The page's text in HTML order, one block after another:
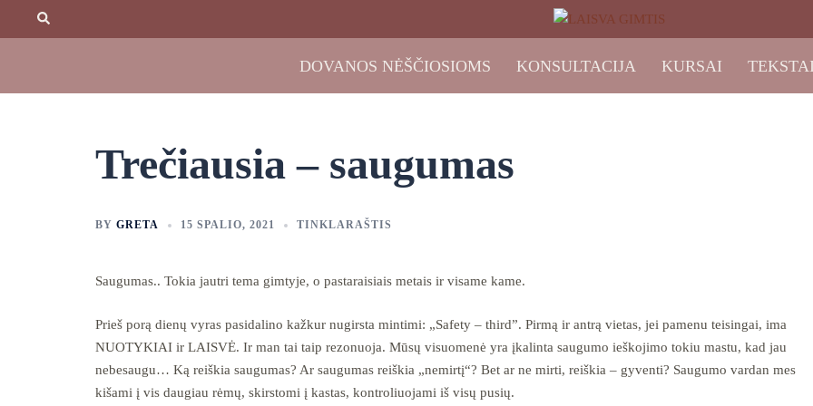
Search
DOVANOS NĖŠČIOSIOMS KONSULTACIJA KURSAI TEKSTAI
Trečiausia – saugumas
BY GRETA 15 SPALIO, 2021 TINKLARAŠTIS
Saugumas.. Tokia jautri tema gimtyje, o pastaraisiais metais ir visame kame.
Prieš porą dienų vyras pasidalino kažkur nugirsta mintimi: „Safety – third”. Pirmą ir antrą vietas, jei pamenu teisingai, ima
NUOTYKIAI ir LAISVĖ. Ir man tai taip rezonuoja. Mūsų visuomenė yra įkalinta saugumo ieškojimo tokiu mastu, kad jau
nebesaugu… Ką reiškia saugumas? Ar saugumas reiškia „nemirtį“? Bet ar ne mirti, reiškia – gyventi? Saugumo vardan mes
kišami į vis daugiau rėmų, skirstomi į kastas, kontroliuojami iš visų pusių.